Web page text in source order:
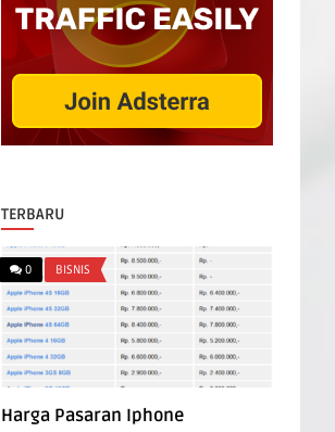
TERBARU
0 BISNIS
Harga Pasaran Iphone